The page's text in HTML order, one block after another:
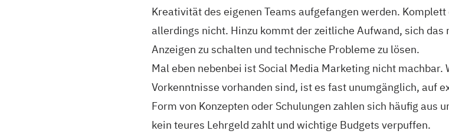
Kreativität des eigenen Teams aufgefangen werden.
allerdings nicht. Hinzu kommt der zeitliche Aufwand, sich das
Anzeigen zu schalten und technische Probleme zu lösen.
Mal eben nebenbei ist Social Media Marketing nicht machbar.
Vorkenntnisse vorhanden sind, ist es fast unumgänglich, auf
Form von Konzepten oder Schulungen zahlen sich häufig aus
kein teures Lehrgeld zahlt und wichtige Budgets verpuffen.